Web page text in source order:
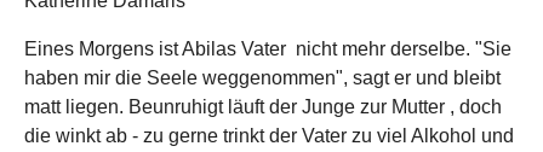
Eines Morgens ist Abilas Vater nicht mehr derselbe. "Sie
haben mir die Seele weggenommen", sagt er und bleibt
matt liegen. Beunruhigt läuft der Junge zur Mutter , doch
die winkt ab - zu gerne trinkt der Vater zu viel Alkohol und